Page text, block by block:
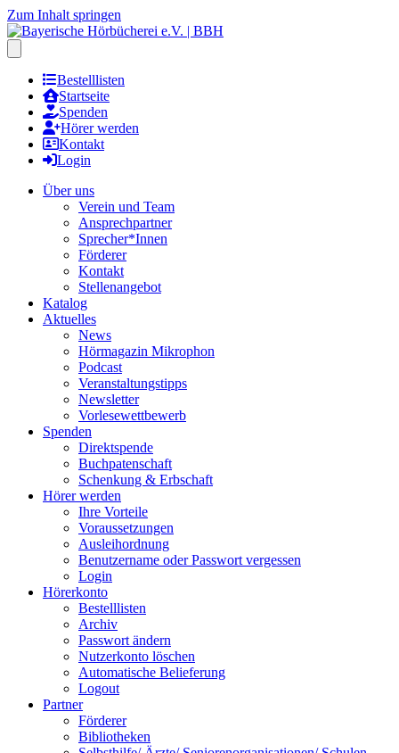
Zum Inhalt springen
Bestelllisten
Startseite
Spenden
Hörer werden
Kontakt
Login
Über uns
Verein und Team
Ansprechpartner
Sprecher*Innen
Förderer
Kontakt
Stellenangebot
Katalog
Aktuelles
News
Hörmagazin Mikrophon
Podcast
Veranstaltungstipps
Newsletter
Vorlesewettbewerb
Spenden
Direktspende
Buchpatenschaft
Schenkung & Erbschaft
Hörer werden
Ihre Vorteile
Voraussetzungen
Ausleihordnung
Benutzername oder Passwort vergessen
Login
Hörerkonto
Bestelllisten
Archiv
Passwort ändern
Nutzerkonto löschen
Automatische Belieferung
Logout
Partner
Förderer
Bibliotheken